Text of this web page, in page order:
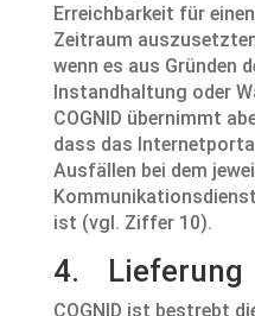
Erreichbarkeit für
Zeitraum
wenn es aus Gründen
Instandhaltung oder
COGNID übernimmt
dass das
Ausfällen bei dem
ist (vgl. Ziffer 10).
4. Lieferung
COGNID ist bestrebt